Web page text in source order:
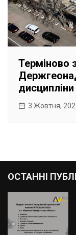
Терміново
3 Жовтня,
ОСТАННІ